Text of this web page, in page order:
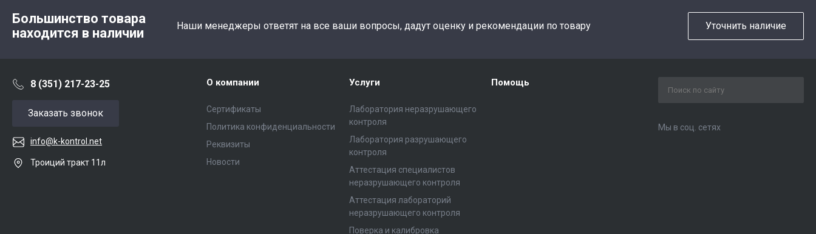
Большинство товара
находится в наличии
Наши менеджеры ответят на все ваши вопросы, дадут оценку и рекомендации по товару Уточнить наличие
8 (351) 217-23-25
Заказать звонок
info@k-kontrol.net
Троиций тракт 11л
О компании
Сертификаты
Политика конфиденциальности
Реквизиты
Новости
Услуги
Лаборатория неразрушающего
контроля
Лаборатория разрушающего
контроля
Аттестация специалистов
неразрушающего контроля
Аттестация лабораторий
неразрушающего контроля
Поверка и калибровка
Помощь
Мы в соц. сетях